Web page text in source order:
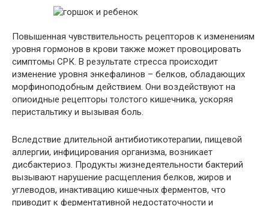
Повышенная чувствительность рецепторов к изменениям
уровня гормонов в крови также может провоцировать
симптомы СРК. В результате стресса происходит
изменение уровня энкефалинов – белков, обладающих
морфиноподобным действием. Они воздействуют на
опиоидные рецепторы толстого кишечника, ускоряя
перистальтику и вызывая боль.
Вследствие длительной антибиотикотерапии, пищевой
аллергии, инфицирования организма, возникает
дисбактериоз. Продукты жизнедеятельности бактерий
вызывают нарушение расщепления белков, жиров и
углеводов, инактивацию кишечных ферментов, что
приводит к ферментативной недостаточности и